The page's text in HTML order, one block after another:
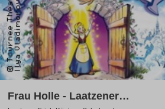
Frau Holle - Laatzener